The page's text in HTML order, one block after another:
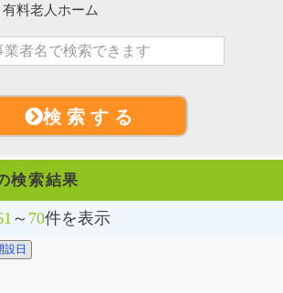
有料老人ホーム
検 索 す る
検索結果
～ 70件を表示
設日